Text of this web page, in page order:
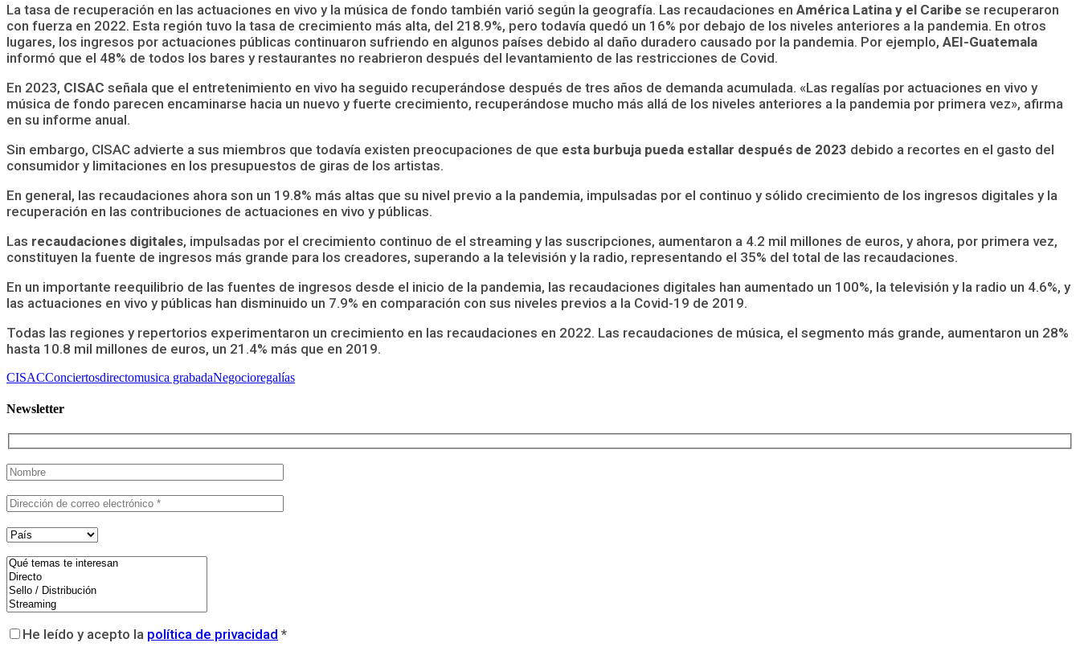
La tasa de recuperación en las actuaciones en vivo y la música de fondo también varió según la geografía. Las recaudaciones en América Latina y el Caribe se recuperaron
con fuerza en 2022. Esta región tuvo la tasa de crecimiento más alta, del 218.9%, pero todavía quedó un 16% por debajo de los niveles anteriores a la pandemia. En otros
lugares, los ingresos por actuaciones públicas continuaron sufriendo en algunos países debido al daño duradero causado por la pandemia. Por ejemplo, AEI-Guatemala
informó que el 48% de todos los bares y restaurantes no reabrieron después del levantamiento de las restricciones de Covid.
En 2023, CISAC señala que el entretenimiento en vivo ha seguido recuperándose después de tres años de demanda acumulada. «Las regalías por actuaciones en vivo y
música de fondo parecen encaminarse hacia un nuevo y fuerte crecimiento, recuperándose mucho más allá de los niveles anteriores a la pandemia por primera vez», afirma
en su informe anual.
Sin embargo, CISAC advierte a sus miembros que todavía existen preocupaciones de que esta burbuja pueda estallar después de 2023 debido a recortes en el gasto del
consumidor y limitaciones en los presupuestos de giras de los artistas.
En general, las recaudaciones ahora son un 19.8% más altas que su nivel previo a la pandemia, impulsadas por el continuo y sólido crecimiento de los ingresos digitales y la
recuperación en las contribuciones de actuaciones en vivo y públicas.
Las recaudaciones digitales, impulsadas por el crecimiento continuo de el streaming y las suscripciones, aumentaron a 4.2 mil millones de euros, y ahora, por primera vez,
constituyen la fuente de ingresos más grande para los creadores, superando a la televisión y la radio, representando el 35% del total de las recaudaciones.
En un importante reequilibrio de las fuentes de ingresos desde el inicio de la pandemia, las recaudaciones digitales han aumentado un 100%, la televisión y la radio un 4.6%, y
las actuaciones en vivo y públicas han disminuido un 7.9% en comparación con sus niveles previos a la Covid-19 de 2019.
Todas las regiones y repertorios experimentaron un crecimiento en las recaudaciones en 2022. Las recaudaciones de música, el segmento más grande, aumentaron un 28%
hasta 10.8 mil millones de euros, un 21.4% más que en 2019.
CISACConciertosdirectomusica grabadaNegocioregalías
Newsletter
He leído y acepto la política de privacidad *